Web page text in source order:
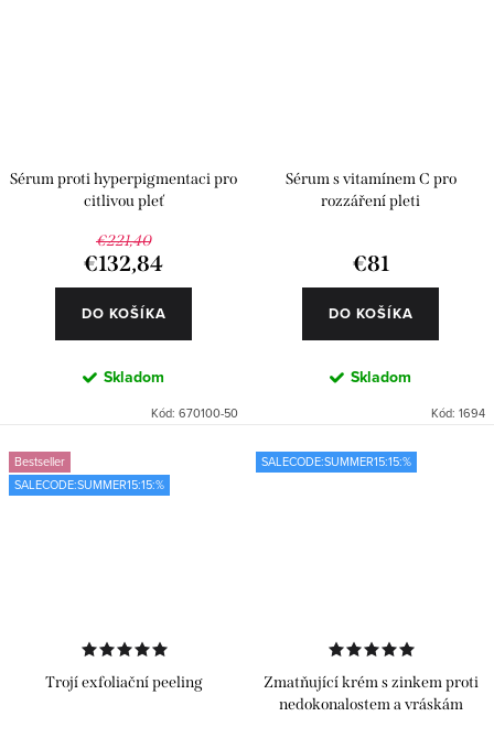
Sérum proti hyperpigmentaci pro
citlivou pleť
€221,40
€132,84
DO KOŠÍKA
Skladom
Kód: 670100-50
Sérum s vitamínem C pro
rozzáření pleti
€81
DO KOŠÍKA
Skladom
Kód: 1694
Bestseller
SALECODE:SUMMER15:15:%
Trojí exfoliační peeling
SALECODE:SUMMER15:15:%
Zmatňující krém s zinkem proti
nedokonalostem a vráskám